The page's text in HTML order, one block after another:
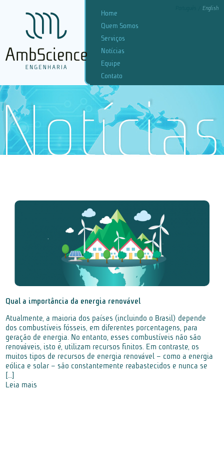
English
Home
Quem Somos
Serviços
Notícias
Equipe
Contato
Qual a importância da energia renovável
Atualmente, a maioria dos países (incluindo o Brasil) depende
dos combustíveis fósseis, em diferentes porcentagens, para
geração de energia. No entanto, esses combustíveis não são
renováveis, isto é, utilizam recursos finitos. Em contraste, os
muitos tipos de recursos de energia renovável – como a energia
eólica e solar – são constantemente reabastecidos e nunca se
[…]
Leia mais